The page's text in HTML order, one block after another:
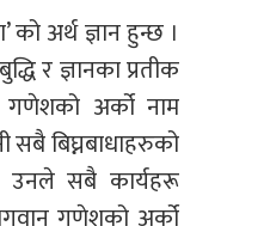
को अर्थ ज्ञान हुन्छ ।
र ज्ञानका प्रतीक
गणेशको अर्को नाम
सबै बिघ्नबाधाहरुको
उनले सबै कार्यहरू